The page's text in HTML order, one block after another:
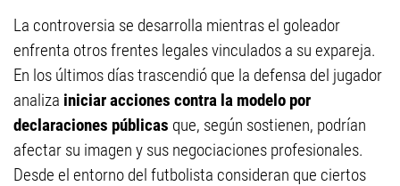
La controversia se desarrolla mientras el goleador
enfrenta otros frentes legales vinculados a su expareja.
En los últimos días trascendió que la defensa del jugador
analiza iniciar acciones contra la modelo por
declaraciones públicas que, según sostienen, podrían
afectar su imagen y sus negociaciones profesionales.
Desde el entorno del futbolista consideran que ciertos